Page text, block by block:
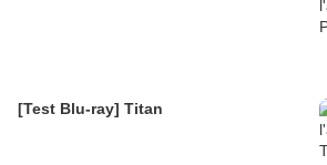
[Test Blu-ray] Titan